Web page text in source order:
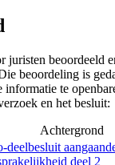
juristen beoordeeld
beoordeling is
informatie te
en het besluit:
Achtergrond
deelbesluit
deel 2